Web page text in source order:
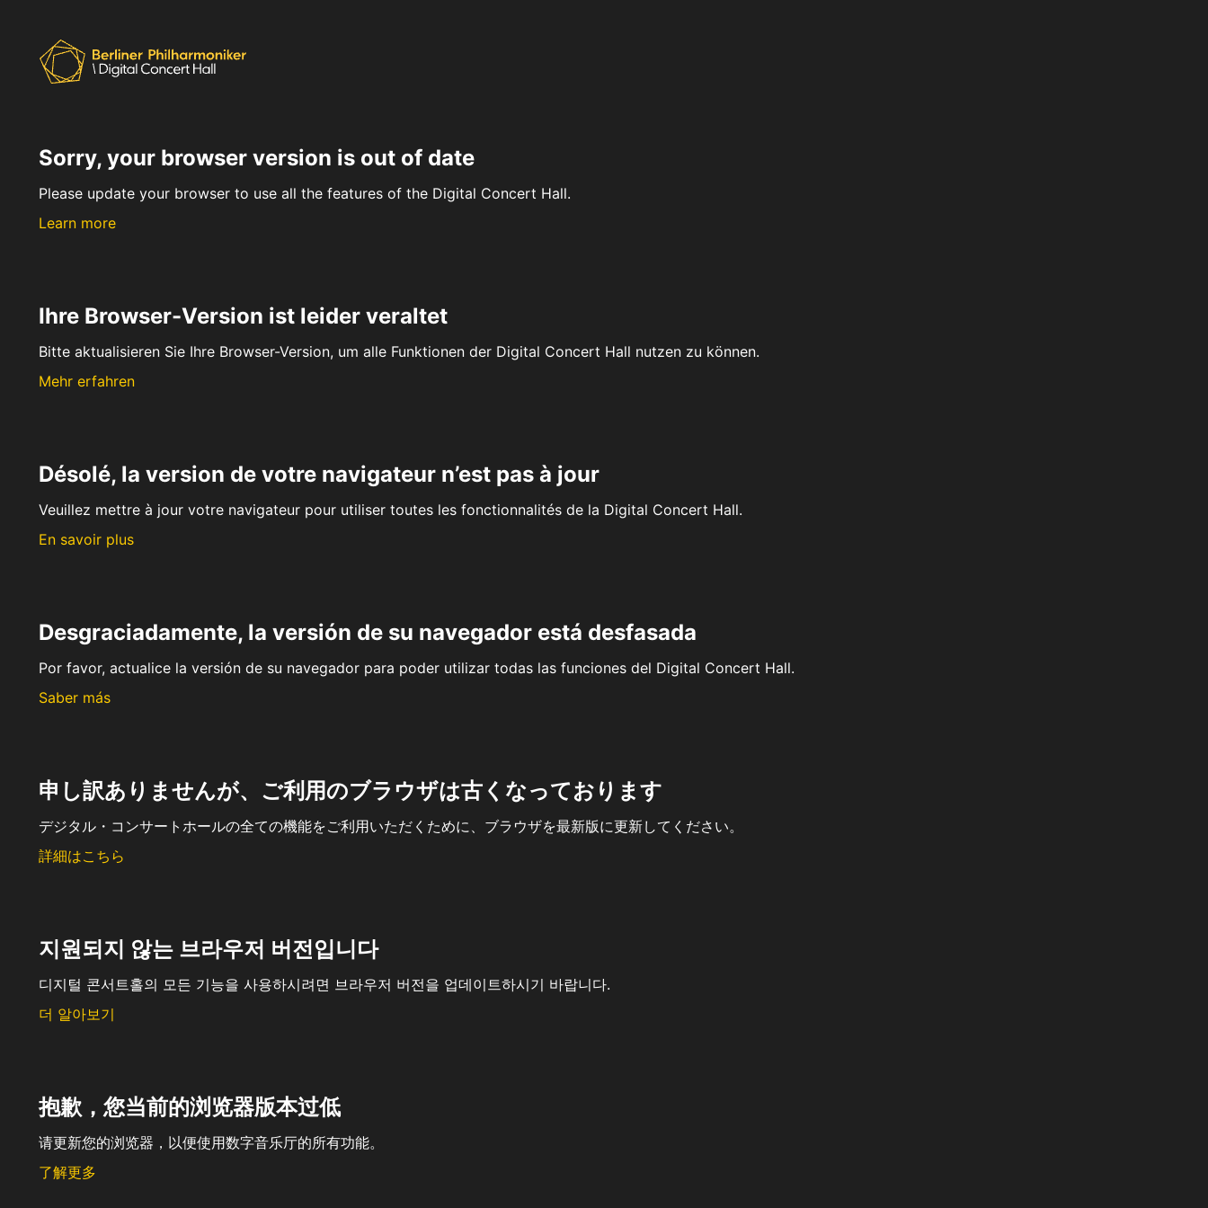
Sorry, your browser version is out of date
Please update your browser to use all the features of the Digital Concert Hall.
Learn more
Ihre Browser-Version ist leider veraltet
Bitte aktualisieren Sie Ihre Browser-Version, um alle Funktionen der Digital Concert Hall nutzen zu können.
Mehr erfahren
Désolé, la version de votre navigateur n’est pas à jour
Veuillez mettre à jour votre navigateur pour utiliser toutes les fonctionnalités de la Digital Concert Hall.
En savoir plus
Desgraciadamente, la versión de su navegador está desfasada
Por favor, actualice la versión de su navegador para poder utilizar todas las funciones del Digital Concert Hall.
Saber más
申し訳ありませんが、ご利用のブラウザは古くなっております
デジタル・コンサートホールの全ての機能をご利用いただくために、ブラウザを最新版に更新してください。
詳細はこちら
지원되지 않는 브라우저 버전입니다
디지털 콘서트홀의 모든 기능을 사용하시려면 브라우저 버전을 업데이트하시기 바랍니다.
더 알아보기
抱歉，您当前的浏览器版本过低
请更新您的浏览器，以便使用数字音乐厅的所有功能。
了解更多